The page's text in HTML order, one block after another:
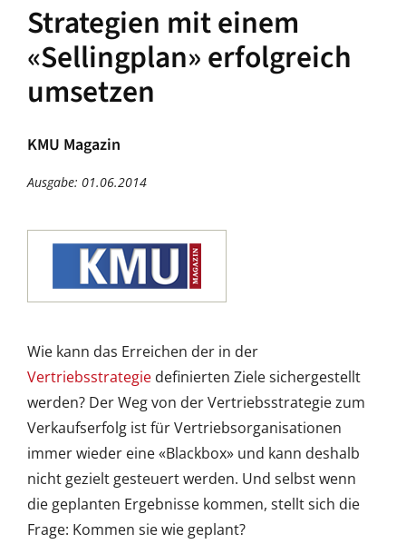
Strategien mit einem
«Sellingplan» erfolgreich
umsetzen
KMU Magazin
Ausgabe: 01.06.2014
Wie kann das Erreichen der in der
Vertriebsstrategiedefinierten Ziele sichergestellt
werden? Der Weg von der Vertriebsstrategie zum
Verkaufserfolg ist für Vertriebsorganisationen
immer wieder eine «Blackbox» und kann deshalb
nicht gezielt gesteuert werden. Und selbst wenn
die geplanten Ergebnisse kommen, stellt sich die
Frage: Kommen sie wie geplant?